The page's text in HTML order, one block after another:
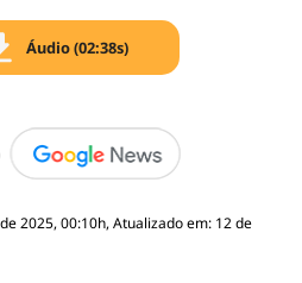
Áudio (02:38s)
2025, 00:10h, Atualizado em: 12 de